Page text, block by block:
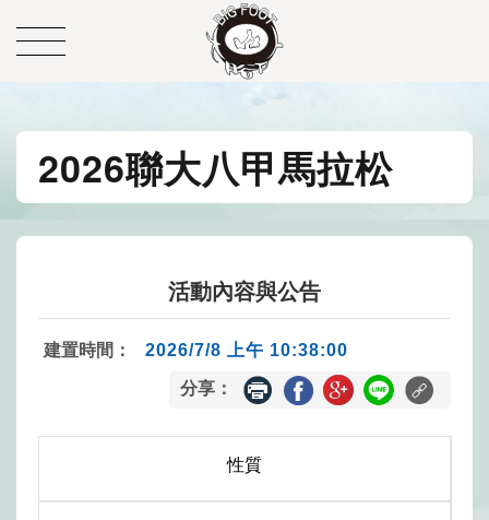
2026聯大八甲馬拉松
活動內容與公告
建置時間： 2026/7/8 上午 10:38:00
分享：
性質